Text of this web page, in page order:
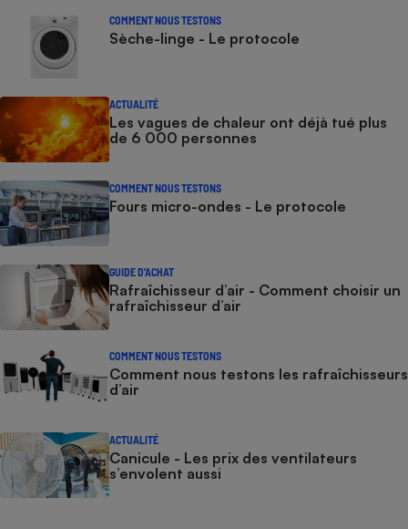
COMMENT NOUS TESTONS
Sèche-linge - Le protocole
ACTUALITÉ
Les vagues de chaleur ont déjà tué plus
de 6 000 personnes
COMMENT NOUS TESTONS
Fours micro-ondes - Le protocole
GUIDE D'ACHAT
Rafraîchisseur d’air - Comment choisir un
rafraîchisseur d’air
COMMENT NOUS TESTONS
Comment nous testons les rafraîchisseurs
d’air
ACTUALITÉ
Canicule - Les prix des ventilateurs
s’envolent aussi